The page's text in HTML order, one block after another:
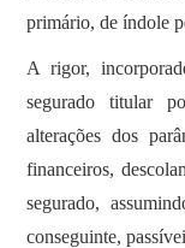
primário, de índole
A rigor,
segurado titular
alterações dos
financeiros,
segurado,
conseguinte,